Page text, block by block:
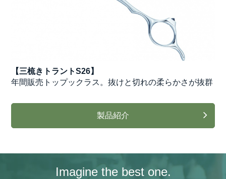
【三梳きトラントS26】
年間販売トップックラス。抜けと切れの柔らかさが抜群
製品紹介
Imagine the best one.